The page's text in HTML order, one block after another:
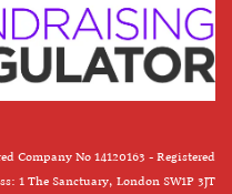
Company No 14120163 - Registered
1 The Sanctuary, London SW1P 3JT